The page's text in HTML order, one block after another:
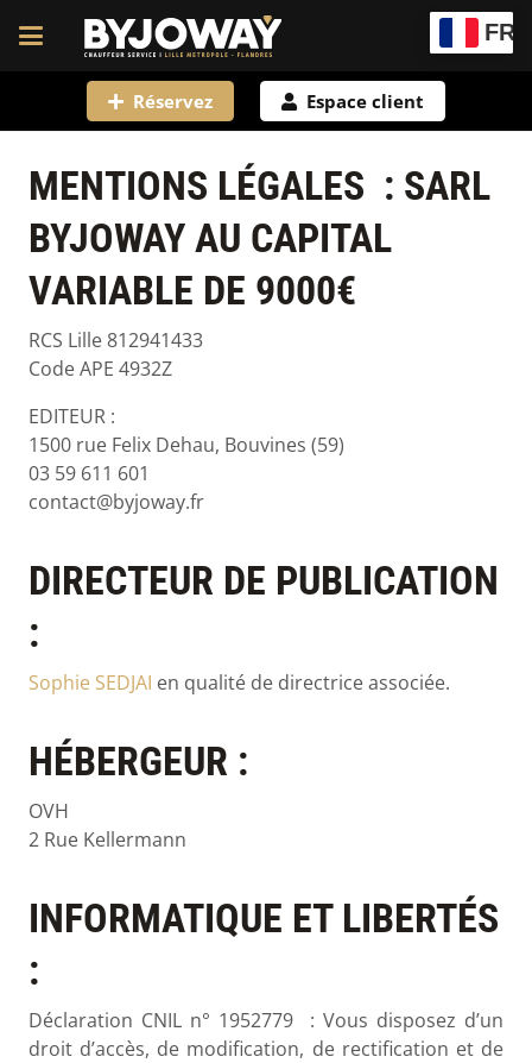
FR
Réservez Espace client
MENTIONS LÉGALES : SARL
BYJOWAY AU CAPITAL
VARIABLE DE 9000€
RCS Lille 812941433
Code APE 4932Z
EDITEUR :
1500 rue Felix Dehau, Bouvines (59)
03 59 611 601
contact@byjoway.fr
DIRECTEUR DE PUBLICATION
:
Sophie SEDJAI en qualité de directrice associée.
HÉBERGEUR :
OVH
2 Rue Kellermann
INFORMATIQUE ET LIBERTÉS
:
Déclaration CNIL n° 1952779 : Vous disposez d’un
droit d’accès, de modification, de rectification et de